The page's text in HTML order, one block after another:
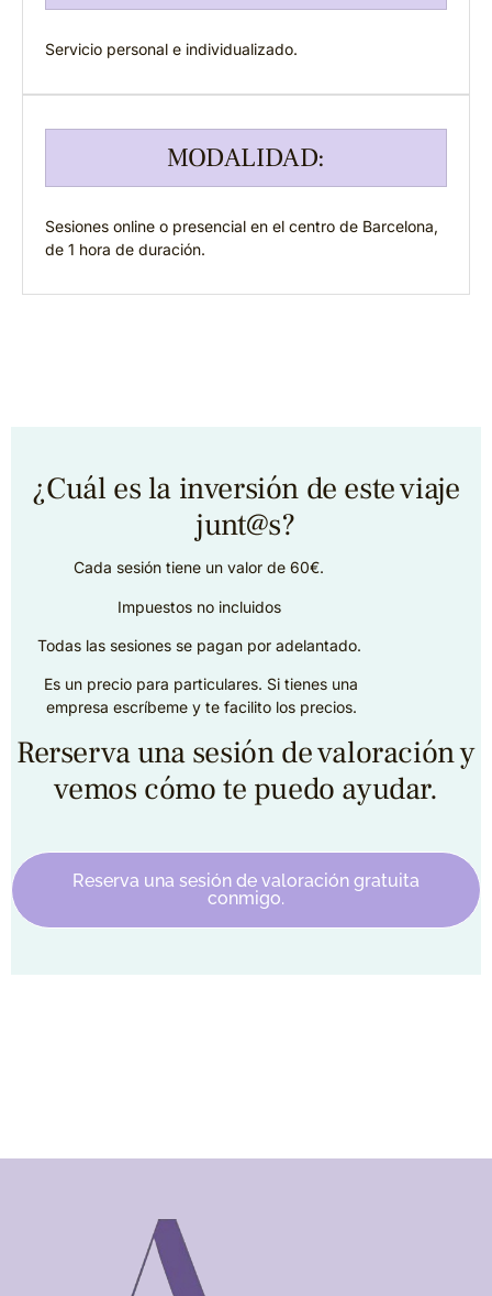
Servicio personal e individualizado.
MODALIDAD:
Sesiones online o presencial en el centro de Barcelona,
de 1 hora de duración.
¿Cuál es la inversión de este viaje
junt@s?
Cada sesión tiene un valor de 60€.
Impuestos no incluidos
Todas las sesiones se pagan por adelantado.
Es un precio para particulares. Si tienes una
empresa escríbeme y te facilito los precios.
Rerserva una sesión de valoración y
vemos cómo te puedo ayudar.
Reserva una sesión de valoración gratuita
conmigo.